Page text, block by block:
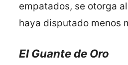
empatados, se otorga
haya disputado menos
El Guante de Oro